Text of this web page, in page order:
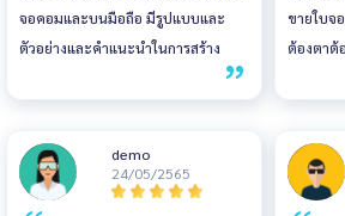
จอคอมและบนมือถือ มีรูปแบบและ
ตัวอย่างและคำแนะนำในการสร้าง
ประกาศขาย มีระบบหลังบ้านให้ผู้ขาย
ios สะดวกไม่ต้องเปิดคอม จะแก้ไข
จะติดตามประกาศ หาประกาศ ทำได้
ขายใบจ
ต้องตาต้
ติดตาม
demo
24/05/2565